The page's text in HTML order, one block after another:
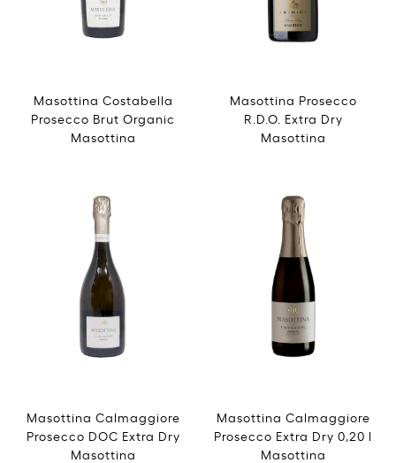
Masottina Costabella
Prosecco Brut Organic
Masottina
Masottina Prosecco
R.D.O. Extra Dry
Masottina
Masottina Calmaggiore
Prosecco DOC Extra Dry
Masottina
Masottina Calmaggiore
Prosecco Extra Dry 0,20 l
Masottina